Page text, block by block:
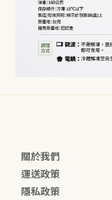
關於我們
運送政策
隱私政策